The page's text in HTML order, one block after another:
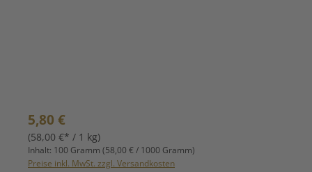
Regulärer Preis:
5,80 €
(58,00 €* / 1 kg)
Inhalt: 100 Gramm (58,00 € / 1000 Gramm)
Preise inkl. MwSt. zzgl. Versandkosten